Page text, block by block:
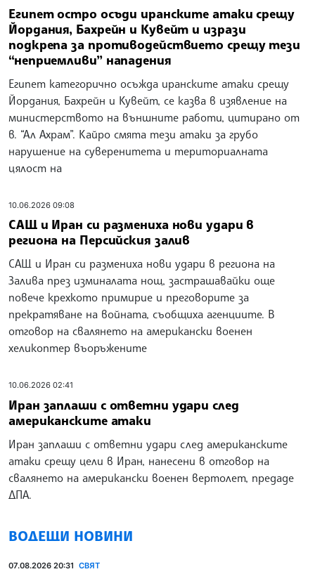
Египет остро осъди иранските атаки срещу
Йордания, Бахрейн и Кувейт и изрази
подкрепа за противодействието срещу тези
“неприемливи” нападения
Египет категорично осъжда иранските атаки срещу
Йордания, Бахрейн и Кувейт, се казва в изявление на
министерството на външните работи, цитирано от
в. “Ал Ахрам”. Кайро смята тези атаки за грубо
нарушение на суверенитета и териториалната
цялост на
10.06.2026 09:08
САЩ и Иран си размениха нови удари в
региона на Персийския залив
САЩ и Иран си размениха нови удари в региона на
Залива през изминалата нощ, застрашавайки още
повече крехкото примирие и преговорите за
прекратяване на войната, съобщиха агенциите. В
отговор на свалянето на американски военен
хеликоптер въоръжените
10.06.2026 02:41
Иран заплаши с ответни удари след
американските атаки
Иран заплаши с ответни удари след американските
атаки срещу цели в Иран, нанесени в отговор на
свалянето на американски военен вертолет, предаде
ДПА.
ВОДЕЩИ НОВИНИ
07.08.2026 20:31 СВЯТ